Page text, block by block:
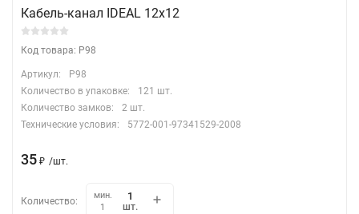
Кабель-канал IDEAL 12х12
Код товара: P98
Артикул:
P98
Количество в упаковке:
121 шт.
Количество замков:
2 шт.
Технические условия:
5772-001-97341529-2008
35 ₽ /шт.
Количество:
мин.
1
шт.